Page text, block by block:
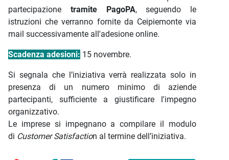
partecipazione tramite PagoPA, seguendo le
istruzioni che verranno fornite da Ceipiemonte via
mail successivamente all'adesione online.
Scadenza adesioni: 15 novembre.
Si segnala che l’iniziativa verrà realizzata solo in
presenza di un numero minimo di aziende
partecipanti, sufficiente a giustificare l'impegno
organizzativo.
Le imprese si impegnano a compilare il modulo
di Customer Satisfaction al termine dell’iniziativa.